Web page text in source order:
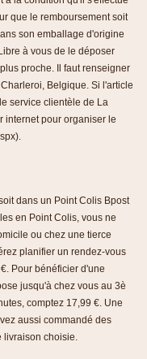
que le remboursement soit
son emballage d'origine
à vous de le déposer
proche. Il faut renseigner
Belgique. Si l'article
service clientèle de La
internet pour organiser le
dans un Point Colis Bpost
en Point Colis, vous ne
ou chez une tierce
planifier un rendez-vous
Pour bénéficier d'une
jusqu'à chez vous au 3è
comptez 17,99 €. Une
aussi commandé des
livraison choisie.